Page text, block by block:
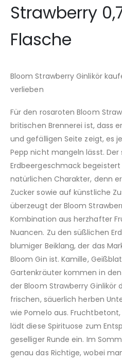
Strawberry
Flasche
Bloom Strawberry Ginlikör
verlieben
Für den rosaroten Bloom
britischen Brennerei ist, dass
und gefälligen Seite zeigt, es
Pepp nicht mangeln lässt.
Erdbeergeschmack
natürlichen Charakter, denn
Zucker sowie auf künstliche
überzeugt der Bloom
Kombination aus herzhafter
Nuancen. Zu den süßlichen
blumiger Beiklang, der das
Bloom Gin ist. Kamille,
Gartenkräuter kommen in
der Bloom Strawberry Ginlikör
frischen, säuerlich herben
wie Pomelo aus.
lädt diese Spirituose zum
geselliger Runde ein. Im
genau das Richtige, wobei